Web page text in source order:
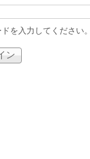
を入力してください。